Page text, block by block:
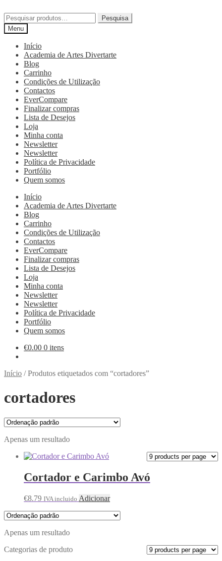
Pesquisa
Menu
Início
Academia de Artes Divertarte
Blog
Carrinho
Condições de Utilização
Contactos
EverCompare
Finalizar compras
Lista de Desejos
Loja
Minha conta
Newsletter
Newsletter
Política de Privacidade
Portfólio
Quem somos
Início
Academia de Artes Divertarte
Blog
Carrinho
Condições de Utilização
Contactos
EverCompare
Finalizar compras
Lista de Desejos
Loja
Minha conta
Newsletter
Newsletter
Política de Privacidade
Portfólio
Quem somos
€0.00 0 itens
Início /Produtos etiquetados com “cortadores”
cortadores
Apenas um resultado
Cortador e Carimbo Avó
€8.79 IVA incluido Adicionar
Apenas um resultado
Categorias de produto